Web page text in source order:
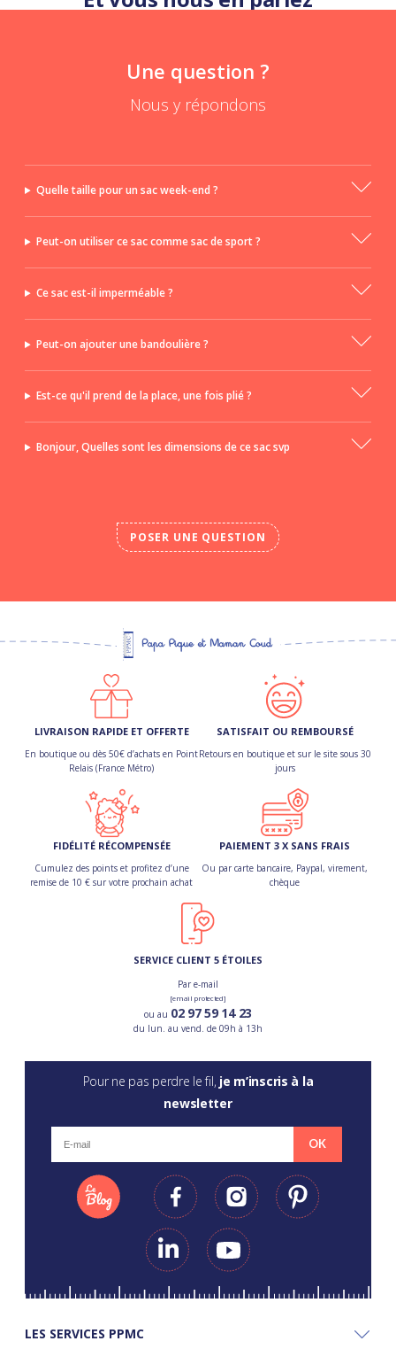
Une question ?
Nous y répondons
Quelle taille pour un sac week-end ?
Peut-on utiliser ce sac comme sac de sport ?
Ce sac est-il imperméable ?
Peut-on ajouter une bandoulière ?
Est-ce qu'il prend de la place, une fois plié ?
Bonjour, Quelles sont les dimensions de ce sac svp
POSER UNE QUESTION
LIVRAISON RAPIDE ET OFFERTE
En boutique ou dès 50€ d’achats en Point
Relais (France Métro)
SATISFAIT OU REMBOURSÉ
Retours en boutique et sur le site sous 30
jours
FIDÉLITÉ RÉCOMPENSÉE
Cumulez des points et profitez d’une
remise de 10 € sur votre prochain achat
PAIEMENT 3 X SANS FRAIS
Ou par carte bancaire, Paypal, virement,
chèque
SERVICE CLIENT 5 ÉTOILES
Par e-mail
[email protected]
ou au 02 97 59 14 23
du lun. au vend. de 09h à 13h
Pour ne pas perdre le fil, je m’inscris à la
newsletter
OK
LES SERVICES PPMC